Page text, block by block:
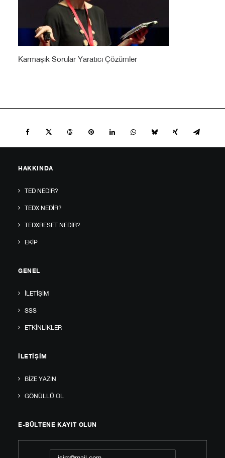
Karmaşık Sorular Yaratıcı Çözümler
HAKKINDA
TED NEDIR?
TEDX NEDIR?
TEDXRESET NEDIR?
EKIP
GENEL
İLETIŞIM
SSS
ETKINLIKLER
İLETIŞIM
BIZE YAZIN
GÖNÜLLÜ OL
E-BÜLTENE KAYIT OLUN